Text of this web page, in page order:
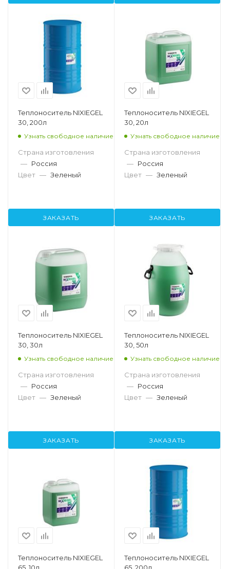
Теплоноситель NIXIEGEL
30, 200л
Узнать свободное наличие
Страна изготовления
— Россия
Цвет — Зеленый
ЗАКАЗАТЬ
Теплоноситель NIXIEGEL
30, 20л
Узнать свободное наличие
Страна изготовления
— Россия
Цвет — Зеленый
ЗАКАЗАТЬ
Теплоноситель NIXIEGEL
30, 30л
Узнать свободное наличие
Страна изготовления
— Россия
Цвет — Зеленый
ЗАКАЗАТЬ
Теплоноситель NIXIEGEL
30, 50л
Узнать свободное наличие
Страна изготовления
— Россия
Цвет — Зеленый
ЗАКАЗАТЬ
Теплоноситель NIXIEGEL
Теплоноситель NIXIEGEL